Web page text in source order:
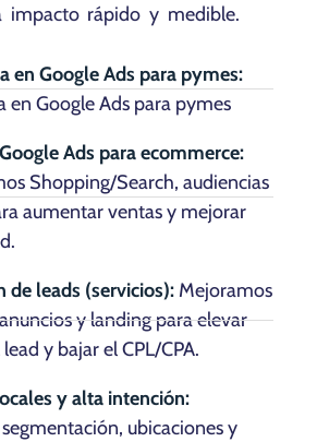
impacto rápido y medible.
en Google Ads para pymes:
en Google Ads para pymes
Ads para ecommerce:
Shopping/Search, audiencias
aumentar ventas y mejorar
de leads (servicios): Mejoramos
y landing para elevar
y bajar el CPL/CPA.
y alta intención:
ubicaciones y